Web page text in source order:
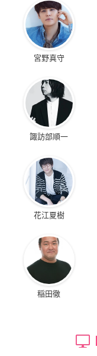
宮野真守
諏訪部順一
花江夏樹
稲田徹